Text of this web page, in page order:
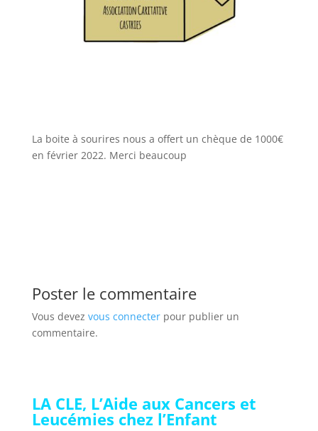
La boite à sourires nous a offert un chèque de 1000€
en février 2022. Merci beaucoup
Poster le commentaire
Vous devez vous connecterpour publier un
commentaire.
LA CLE, L’Aide aux Cancers et
Leucémies chez l’Enfant